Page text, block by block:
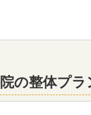
の整体プラ